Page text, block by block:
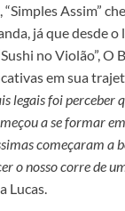
Assim”
já que desde o
no Violão”, O
em sua
legais foi perceber
a se formar
começaram a
o nosso corre de
Lucas.